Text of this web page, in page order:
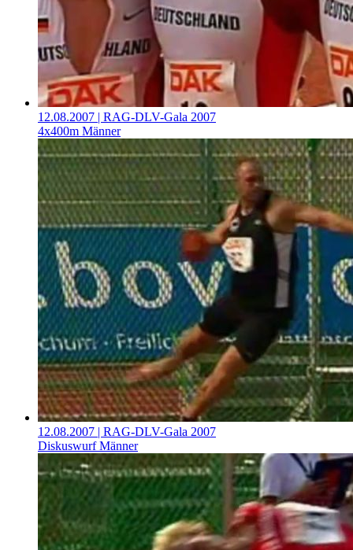
12.08.2007 | RAG-DLV-Gala 2007
4x400m Männer
12.08.2007 | RAG-DLV-Gala 2007
Diskuswurf Männer